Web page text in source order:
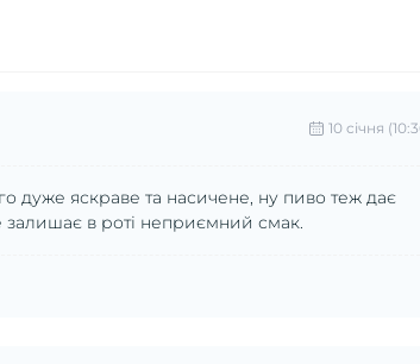
10 cічня
дуже яскраве та насичене, ну пиво теж дає
залишає в роті неприємний смак.